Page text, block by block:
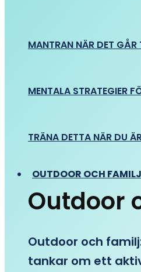
MANTRAN NÄR DET GÅR
MENTALA STRATEGIER
TRÄNA DETTA NÄR DU
OUTDOOR OCH FAMILJ
Outdoor
Outdoor och
tankar om ett